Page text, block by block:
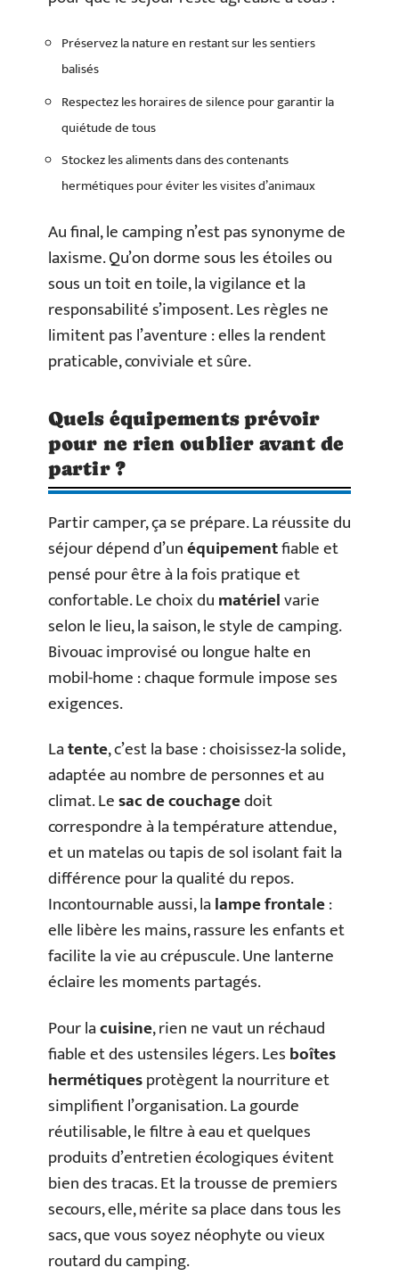
Préservez la nature en restant sur les sentiers
balisés
Respectez les horaires de silence pour garantir la
quiétude de tous
Stockez les aliments dans des contenants
hermétiques pour éviter les visites d’animaux
Au final, le camping n’est pas synonyme de
laxisme. Qu’on dorme sous les étoiles ou
sous un toit en toile, la vigilance et la
responsabilité s’imposent. Les règles ne
limitent pas l’aventure : elles la rendent
praticable, conviviale et sûre.
Quels équipements prévoir
pour ne rien oublier avant de
partir ?
Partir camper, ça se prépare. La réussite du
séjour dépend d’unéquipementfiable et
pensé pour être à la fois pratique et
confortable. Le choix dumatérielvarie
selon le lieu, la saison, le style de camping.
Bivouac improvisé ou longue halte en
mobil-home : chaque formule impose ses
exigences.
Latente, c’est la base : choisissez-la solide,
adaptée au nombre de personnes et au
climat. Lesac de couchagedoit
correspondre à la température attendue,
et un matelas ou tapis de sol isolant fait la
différence pour la qualité du repos.
Incontournable aussi, lalampe frontale:
elle libère les mains, rassure les enfants et
facilite la vie au crépuscule. Une lanterne
éclaire les moments partagés.
Pour lacuisine, rien ne vaut un réchaud
fiable et des ustensiles légers. Lesboîtes
hermétiquesprotègent la nourriture et
simplifient l’organisation. La gourde
réutilisable, le filtre à eau et quelques
produits d’entretien écologiques évitent
bien des tracas. Et la trousse de premiers
secours, elle, mérite sa place dans tous les
sacs, que vous soyez néophyte ou vieux
routard du camping.